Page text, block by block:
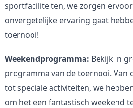
sportfaciliteiten, we zorgen
onvergetelijke ervaring gaat
toernooi!
Weekendprogramma: Bekijk in
programma van de toernooi. Van
tot speciale activiteiten, we
om het een fantastisch weekend